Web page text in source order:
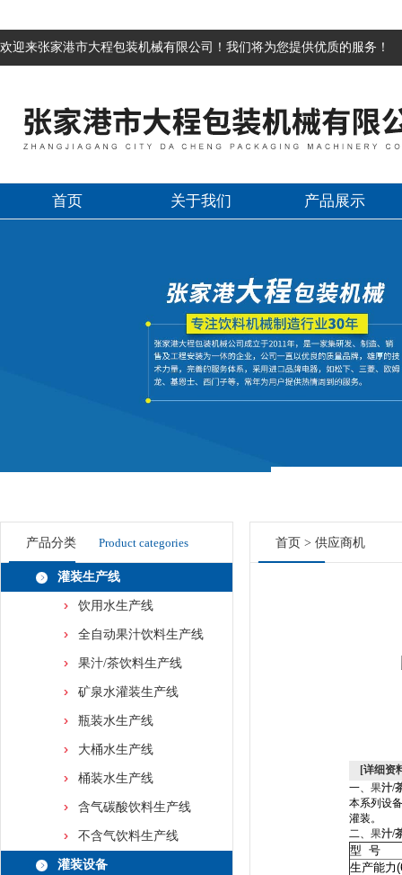
欢迎来张家港市大程包装机械有限公司！我们将为您提供优质的服务！
首页 关于我们 产品展示
产品分类 Product categories
灌装生产线
饮用水生产线
全自动果汁饮料生产线
果汁/茶饮料生产线
矿泉水灌装生产线
瓶装水生产线
大桶水生产线
桶装水生产线
含气碳酸饮料生产线
不含气饮料生产线
灌装设备
首页 > 供应商机
[详细资
一、 果汁/
本系列设
灌装。
二、 果汁/
型 号
生产能力